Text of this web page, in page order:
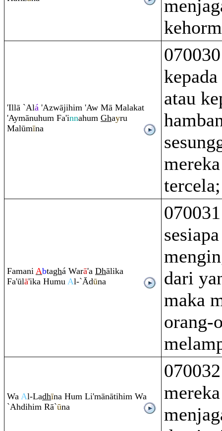
'Illā `Alá 'Azwājihim 'Aw Mā Malakat
'Aymānuhum Fa'innahum Ghayru
Malūmīna
atau
tercela;
Famani Abtaghá Warā'a Dhālika
Fa'ūlā'ika Humu Al-`Ādūna
dari
maka
orang-
Wa Al-Ladhīna Hum Li'mānātihim Wa
`Ahdihim Rā`ūna